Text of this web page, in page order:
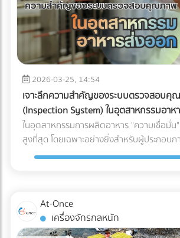
2026-03-25, 14:54
เจาะลึกความสำคัญของระบบตรวจสอบคุ
(Inspection System) ในอุตสาหกรรมอาห
ปราการด่านสุดท้ายสู่ตลาดโลก
ในอุตสาหกรรมการผลิตอาหาร "ความเชื่อมั่
สูงที่สุด โดยเฉพาะอย่างยิ่งสำหรับผู้ประกอบก
ส่งออกสินค้าไปยังตลาดต่างประเทศที่มีมาตร
อัตโนมัติ หรือ Inspection System จึงไม่ใช่แค่เ
การผลิต แต่มันคือ "ผู้พิทักษ์แบรนด์" ที่ป้องกั
At-Once
เครื่องจักรกลหนัก